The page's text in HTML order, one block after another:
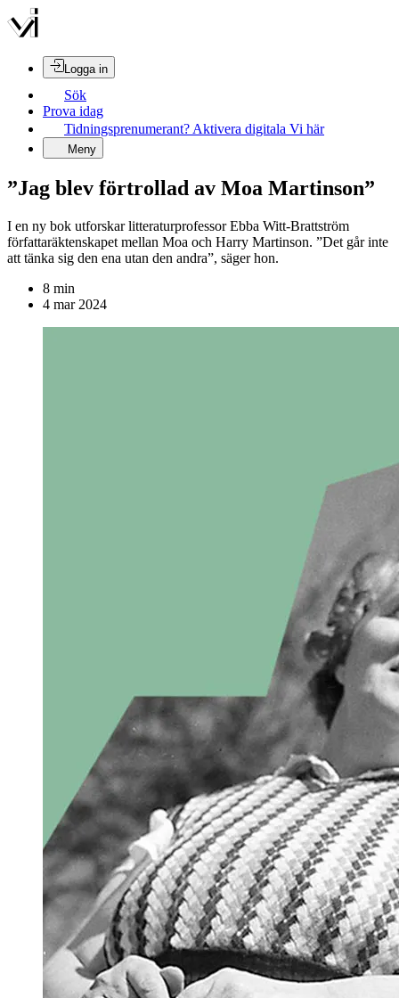
Logga in
Sök
Prova idag
Tidningsprenumerant? Aktivera digitala Vi här
Meny
”Jag blev förtrollad av Moa Martinson”
I en ny bok utforskar litteraturprofessor Ebba Witt-Brattström
författaräktenskapet mellan Moa och Harry Martinson. ”Det går inte
att tänka sig den ena utan den andra”, säger hon.
8 min
4 mar 2024